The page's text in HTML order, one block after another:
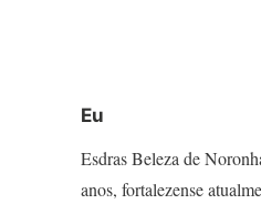
Eu
Esdras Beleza de
anos, fortalezense